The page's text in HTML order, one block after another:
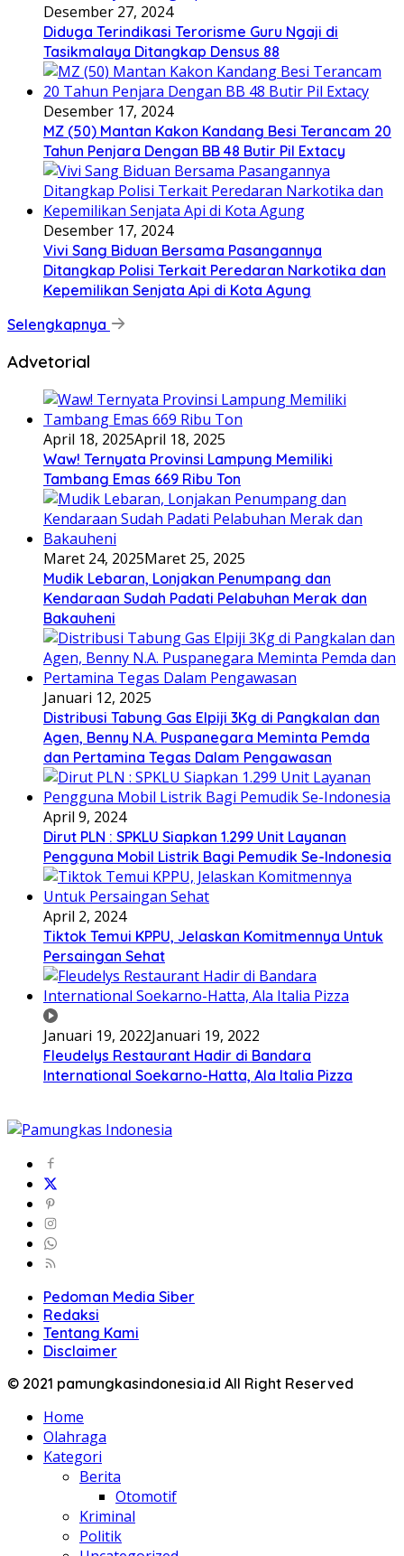
Desember 27, 2024
Diduga Terindikasi Terorisme Guru Ngaji di
Tasikmalaya Ditangkap Densus 88
Desember 17, 2024
MZ (50) Mantan Kakon Kandang Besi Terancam 20
Tahun Penjara Dengan BB 48 Butir Pil Extacy
Desember 17, 2024
Vivi Sang Biduan Bersama Pasangannya
Ditangkap Polisi Terkait Peredaran Narkotika dan
Kepemilikan Senjata Api di Kota Agung
Selengkapnya
Advetorial
April 18, 2025April 18, 2025
Waw! Ternyata Provinsi Lampung Memiliki
Tambang Emas 669 Ribu Ton
Maret 24, 2025Maret 25, 2025
Mudik Lebaran, Lonjakan Penumpang dan
Kendaraan Sudah Padati Pelabuhan Merak dan
Bakauheni
Januari 12, 2025
Distribusi Tabung Gas Elpiji 3Kg di Pangkalan dan
Agen, Benny N.A. Puspanegara Meminta Pemda
dan Pertamina Tegas Dalam Pengawasan
April 9, 2024
Dirut PLN : SPKLU Siapkan 1.299 Unit Layanan
Pengguna Mobil Listrik Bagi Pemudik Se-Indonesia
April 2, 2024
Tiktok Temui KPPU, Jelaskan Komitmennya Untuk
Persaingan Sehat
Januari 19, 2022Januari 19, 2022
Fleudelys Restaurant Hadir di Bandara
International Soekarno-Hatta, Ala Italia Pizza
Pedoman Media Siber
Redaksi
Tentang Kami
Disclaimer
© 2021 pamungkasindonesia.id All Right Reserved
Home
Olahraga
Kategori
Berita
Otomotif
Kriminal
Politik